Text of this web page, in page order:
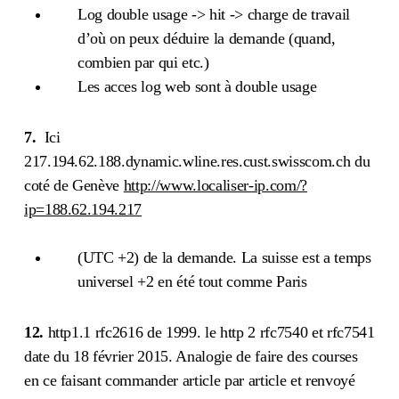
Log double usage -> hit -> charge de travail
d’où on peux déduire la demande (quand,
combien par qui etc.)
Les acces log web sont à double usage
7. Ici
217.194.62.188.dynamic.wline.res.cust.swisscom.ch du
coté de Genève http://www.localiser-ip.com/?
ip=188.62.194.217
(UTC +2) de la demande. La suisse est a temps
universel +2 en été tout comme Paris
12. http1.1 rfc2616 de 1999. le http 2 rfc7540 et rfc7541
date du 18 février 2015. Analogie de faire des courses
en ce faisant commander article par article et renvoyé